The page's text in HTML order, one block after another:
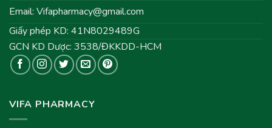
Email: Vifapharmacy@gmail.com
Giấy phép KD: 41N8029489G
GCN KD Dược: 3538/ĐKKDD-HCM
VIFA PHARMACY